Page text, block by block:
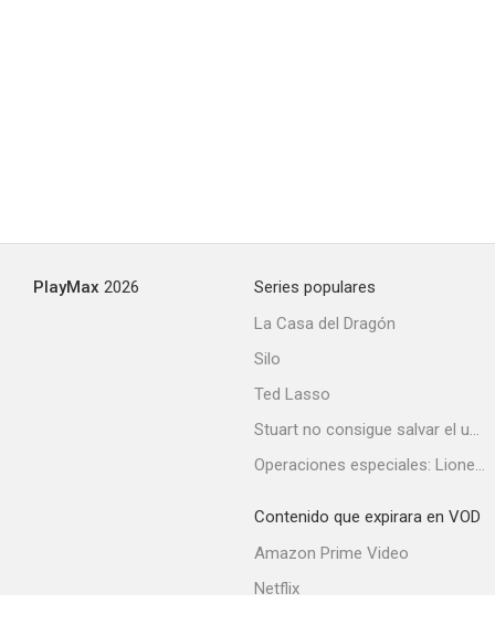
PlayMax 2026
Series populares
La Casa del Dragón
Silo
Ted Lasso
Stuart no consigue salvar el universo
Operaciones especiales: Lioness
Contenido que expirara en VOD
Amazon Prime Video
Netflix